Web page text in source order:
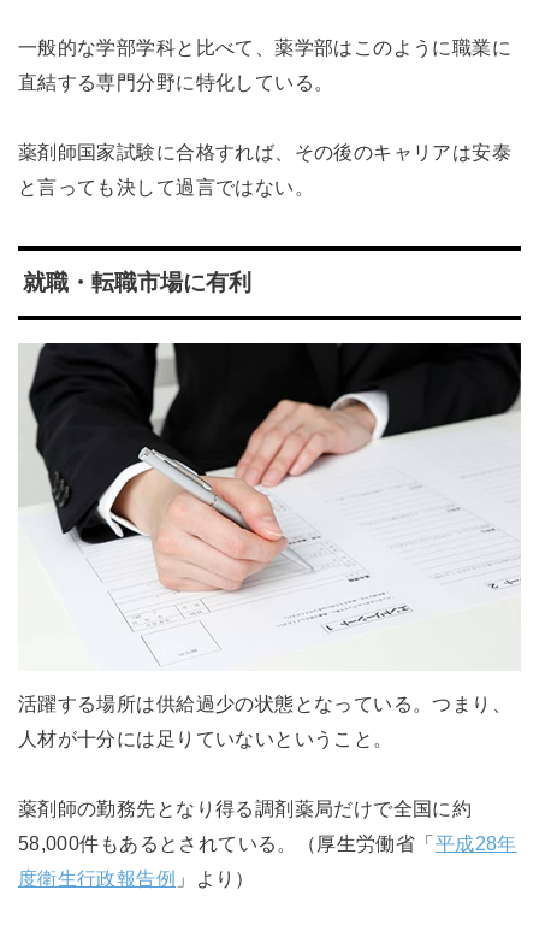
一般的な学部学科と比べて、薬学部はこのように職業に
直結する専門分野に特化している。
薬剤師国家試験に合格すれば、その後のキャリアは安泰
と言っても決して過言ではない。
就職・転職市場に有利
活躍する場所は供給過少の状態となっている。つまり、
人材が十分には足りていないということ。
薬剤師の勤務先となり得る調剤薬局だけで全国に約
58,000件もあるとされている。（厚生労働省「平成28年
度衛生行政報告例 」より）